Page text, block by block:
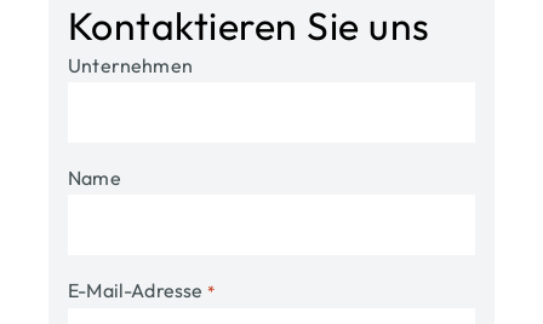
Kontaktieren Sie uns
Unternehmen
Name
E-Mail-Adresse *